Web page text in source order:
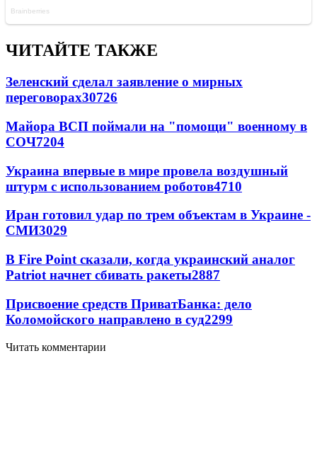
ЧИТАЙТЕ ТАКЖЕ
Зеленский сделал заявление о мирных
переговорах30726
Майора ВСП поймали на "помощи" военному в
СОЧ7204
Украина впервые в мире провела воздушный
штурм с использованием роботов4710
Иран готовил удар по трем объектам в Украине -
СМИ3029
В Fire Point сказали, когда украинский аналог
Patriot начнет сбивать ракеты2887
Присвоение средств ПриватБанка: дело
Коломойского направлено в суд2299
Читать комментарии